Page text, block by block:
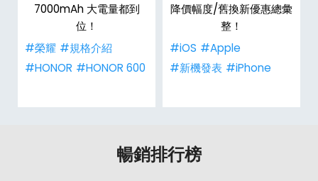
7000mAh 大電量都到
位！
#榮耀 #規格介紹
#HONOR #HONOR 600
降價幅度/舊換新優惠總彙
整！
#iOS #Apple
#新機發表 #iPhone
暢銷排行榜